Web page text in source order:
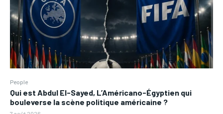
People
Qui est Abdul El-Sayed, L’Américano-Égyptien qui
bouleverse la scène politique américaine ?